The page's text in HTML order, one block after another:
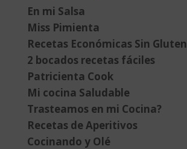
En mi Salsa
Miss Pimienta
Recetas Económicas Sin Gluten
2 bocados recetas fáciles
Patricienta Cook
Mi cocina Saludable
Trasteamos en mi Cocina?
Recetas de Aperitivos
Cocinando y Olé